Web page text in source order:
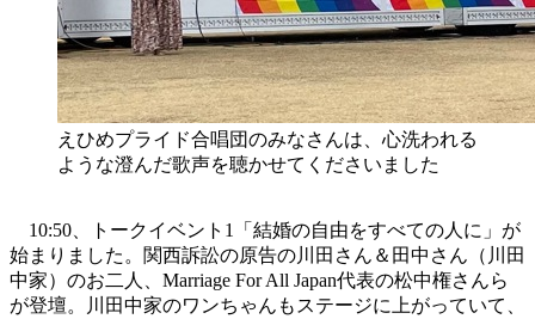
えひめプライド合唱団のみなさんは、心洗われる
ような澄んだ歌声を聴かせてくださいました
10:50、トークイベント1「結婚の自由をすべての人に」が
始まりました。関西訴訟の原告の川田さん＆田中さん（川田
中家）のお二人、Marriage For All Japan代表の松中権さんら
が登壇。川田中家のワンちゃんもステージに上がっていて、